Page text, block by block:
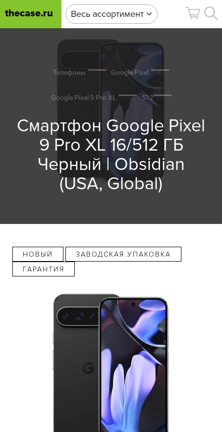
thecase.ru Весь ассортимент
Телефоны Google Pixel
Google Pixel 9 Pro XL 512
Смартфон Google Pixel
9 Pro XL 16/512 ГБ
Черный | Obsidian
(USA, Global)
НОВЫЙ
ЗАВОДСКАЯ УПАКОВКА
ГАРАНТИЯ